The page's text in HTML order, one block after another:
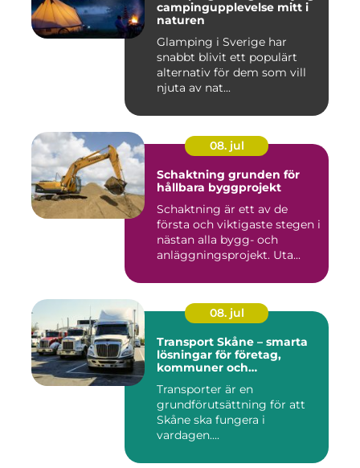
campingupplevelse mitt i
naturen
Glamping i Sverige har
snabbt blivit ett populärt
alternativ för dem som vill
njuta av nat...
08. jul
Schaktning grunden för
hållbara byggprojekt
Schaktning är ett av de
första och viktigaste stegen i
nästan alla bygg- och
anläggningsprojekt. Uta...
08. jul
Transport Skåne – smarta
lösningar för företag,
kommuner och
Transporter är en
grundförutsättning för att
Skåne ska fungera i
vardagen....